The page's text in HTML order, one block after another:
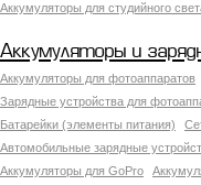
Аккумуляторы для студийного
Аккумуляторы и
Аккумуляторы для фотоаппаратов
Зарядные устройства для
Батарейки (элементы питания)
Автомобильные зарядные
Аккумуляторы для GoPro